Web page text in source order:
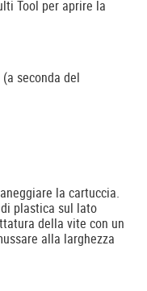
Tool per aprire la
seconda del
la cartuccia.
plastica sul lato
della vite con un
alla larghezza